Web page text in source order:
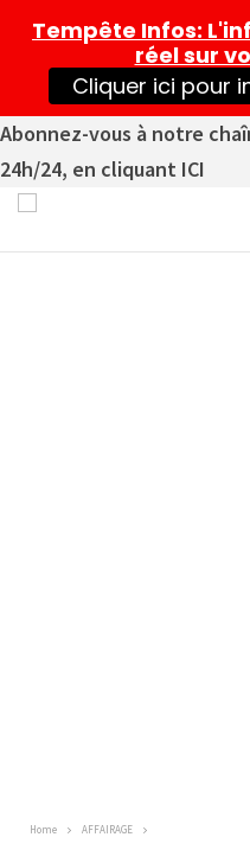
Abonnez-vous à notre
24h/24, en cliquant ICI
Home AFFAIRAGE
Tempête Infos:
réel sur
Cliquer ici pour